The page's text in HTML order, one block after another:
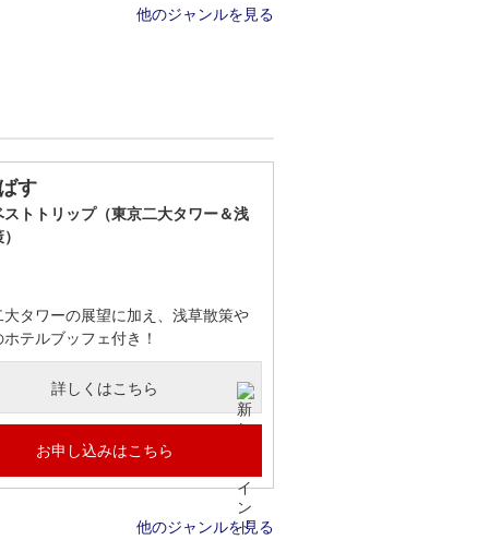
他のジャンルを見る
す
ストトリップ（東京二大タワー＆浅
大タワーの展望に加え、浅草散策や
テルブッフェ付き！
詳しくはこちら
お申し込みはこちら
他のジャンルを見る